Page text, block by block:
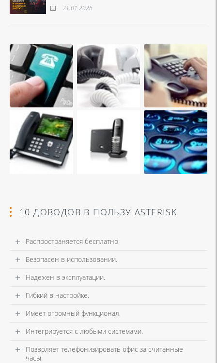
21.01.2026
10 ДОВОДОВ В ПОЛЬЗУ ASTERISK
Распространяется бесплатно.
Безопасен в использовании.
Надежен в эксплуатации.
Гибкий в настройке.
Имеет огромный функционал.
Интегрируется с любыми системами.
Позволяет телефонизировать офис за считанные
часы.